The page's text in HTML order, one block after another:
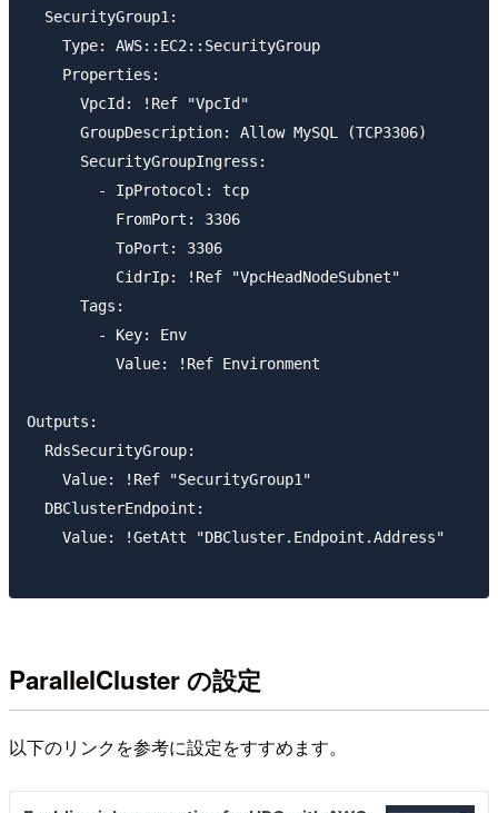
  SecurityGroup1:
    Type: AWS::EC2::SecurityGroup
    Properties:
      VpcId: !Ref "VpcId"
      GroupDescription: Allow MySQL (TCP3306)
      SecurityGroupIngress:
        - IpProtocol: tcp
          FromPort: 3306
          ToPort: 3306
          CidrIp: !Ref "VpcHeadNodeSubnet"
      Tags:
        - Key: Env
          Value: !Ref Environment
Outputs:
  RdsSecurityGroup:
    Value: !Ref "SecurityGroup1"
  DBClusterEndpoint:
    Value: !GetAtt "DBCluster.Endpoint.Address"
ParallelCluster の設定
以下のリンクを参考に設定をすすめます。